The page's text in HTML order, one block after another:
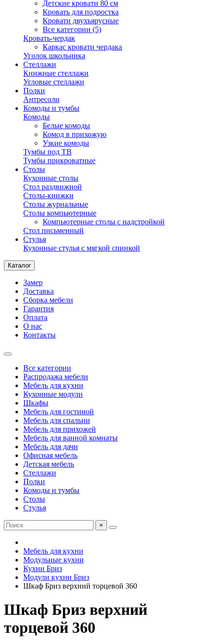
Детские кровати 80 см
Кровать для подростка
Кровати двухъярусные
Все категории (5)
Кровать-чердак
Каркас кровати чердака
Уголок школьника
Стеллажи
Книжные стеллажи
Угловые стеллажи
Полки
Антресоли
Комоды и тумбы
Комоды
Белые комоды
Комод в прихожую
Узкие комоды
Тумбы под ТВ
Тумбы прикроватные
Столы
Кухонные столы
Стол раздвижной
Столы-книжки
Столы журнальные
Столы компьютерные
Компьютерные столы с надстройкой
Стол письменный
Стулья
Кухонные стулья с мягкой спинкой
Каталог
Замер
Доставка
Сборка мебели
Гарантия
Оплата
О нас
Контакты
Все категории
Распродажа мебели
Мебель для кухни
Кухонные модули
Шкафы
Мебель для гостиной
Мебель для спальни
Мебель для прихожей
Мебель для ванной комнаты
Мебель для дачи
Офисная мебель
Детская мебель
Стеллажи
Полки
Комоды и тумбы
Столы
Стулья
×
Мебель для кухни
Модульные кухни
Кухни Бриз
Модули кухни Бриз
Шкаф Бриз верхний торцевой 360
Шкаф Бриз верхний
торцевой 360